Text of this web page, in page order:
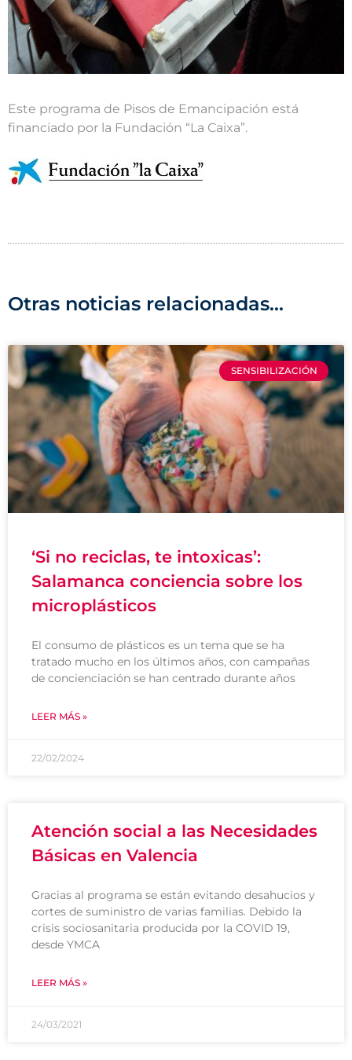
Este programa de Pisos de Emancipación está
financiado por la Fundación “La Caixa”.
Otras noticias relacionadas...
SENSIBILIZACIÓN
‘Si no reciclas, te intoxicas’:
Salamanca conciencia sobre los
microplásticos
El consumo de plásticos es un tema que se ha
tratado mucho en los últimos años, con campañas
de concienciación se han centrado durante años
LEER MÁS »
22/02/2024
Atención social a las Necesidades
Básicas en Valencia
Gracias al programa se están evitando desahucios y
cortes de suministro de varias familias. Debido la
crisis sociosanitaria producida por la COVID 19,
desde YMCA
LEER MÁS »
24/03/2021